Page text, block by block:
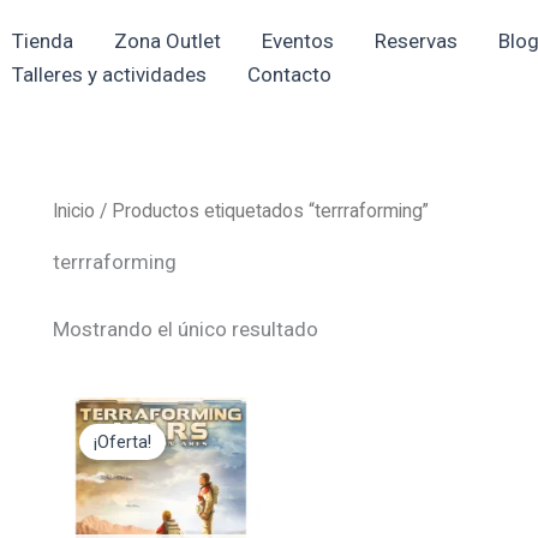
Tienda Zona Outlet Eventos Reservas
Talleres y actividades
Contacto
Inicio / Productos etiquetados “terrraforming”
terrraforming
Mostrando el único resultado
¡Oferta!
El
precio
original
era:
42,95€.
El
precio
actual
es:
38,65€.